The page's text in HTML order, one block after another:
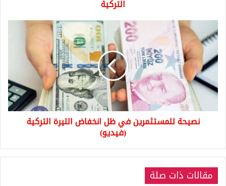
التركية
للمستثمرين
في
ظل
انخفاض
الليرة
التركية
(فيديو)
نصيحة للمستثمرين في ظل انخفاض الليرة التركية
(فيديو)
مقالات ذات صلة